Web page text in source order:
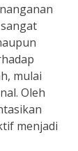
mulai
Oleh
menjadi